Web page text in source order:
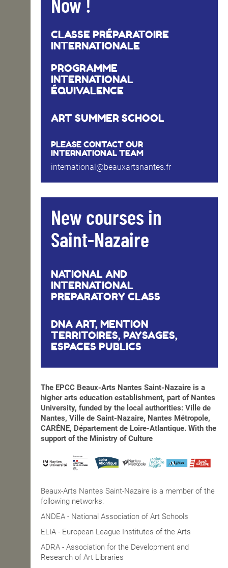
Now !
CLASSE PRÉPARATOIRE
INTERNATIONALE
PROGRAMME
INTERNATIONAL
ÉQUIVALENCE
ART SUMMER SCHOOL
PLEASE CONTACT OUR
INTERNATIONAL TEAM
international@beauxartsnantes.fr
New courses in
Saint-Nazaire
NATIONAL AND
INTERNATIONAL
PREPARATORY CLASS
DNA ART, MENTION
TERRITOIRES, PAYSAGES,
ESPACES PUBLICS
The EPCC Beaux-Arts Nantes Saint-Nazaire is a
higher arts education establishment, part of Nantes
University, funded by the local authorities: Ville de
Nantes, Ville de Saint-Nazaire, Nantes Métropole,
CARÈNE, Département de Loire-Atlantique. With the
support of the Ministry of Culture
Beaux-Arts Nantes Saint-Nazaire is a member of the
following networks:
ANDEA - National Association of Art Schools
ELIA - European League Institutes of the Arts
ADRA - Association for the Development and
Research of Art Libraries